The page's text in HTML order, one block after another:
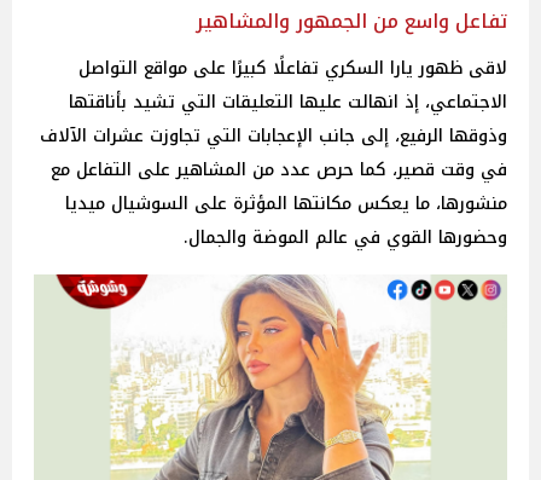
تفاعل واسع من الجمهور والمشاهير
لاقى ظهور يارا السكري تفاعلًا كبيرًا على مواقع التواصل
الاجتماعي، إذ انهالت عليها التعليقات التي تشيد بأناقتها
وذوقها الرفيع، إلى جانب الإعجابات التي تجاوزت عشرات الآلاف
في وقت قصير، كما حرص عدد من المشاهير على التفاعل مع
منشورها، ما يعكس مكانتها المؤثرة على السوشيال ميديا
وحضورها القوي في عالم الموضة والجمال.